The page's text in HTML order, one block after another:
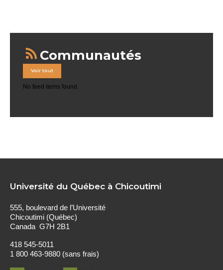
Communautés
Voir tout
No feed items found.
Université du Québec à Chicoutimi
555, boulevard de l’Université
Chicoutimi (Québec)
Canada G7H 2B1
418 545-5011
1 800 463-9880 (sans frais)